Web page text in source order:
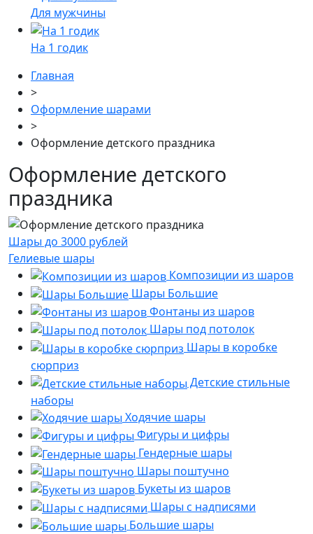
Для мужчины
На 1 годик
Главная
>
Оформление шарами
>
Оформление детского праздника
Оформление детского
праздника
Шары до 3000 рублей
Гелиевые шары
Композиции из шаров
Шары Большие
Фонтаны из шаров
Шары под потолок
Шары в коробке
сюрприз
Детские стильные
наборы
Ходячие шары
Фигуры и цифры
Гендерные шары
Шары поштучно
Букеты из шаров
Шары с надписями
Большие шары